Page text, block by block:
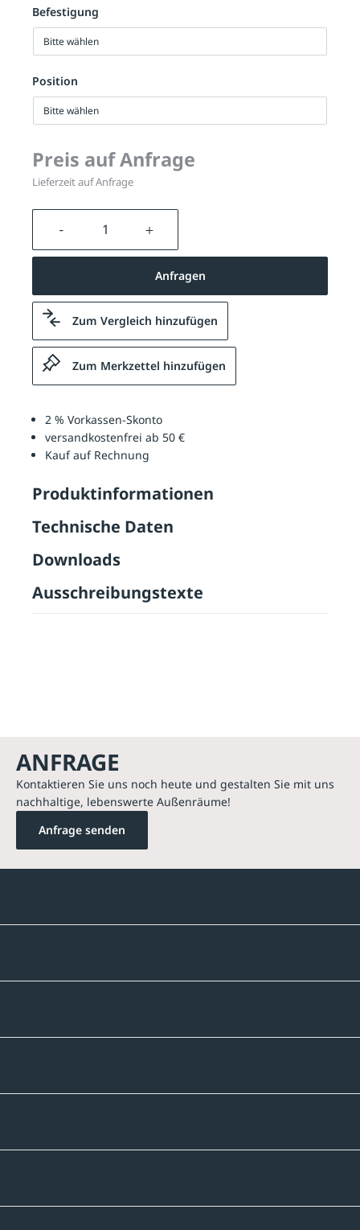
Befestigung
Bitte wählen
Position
Bitte wählen
Preis auf Anfrage
Lieferzeit auf Anfrage
Produkt Anzahl: Gib den
Anfragen
Zum Vergleich hinzufügen
Zum Merkzettel hinzufügen
2 % Vorkassen-Skonto
versandkostenfrei ab 50 €
Kauf auf Rechnung
Produktinformationen
Technische Daten
Downloads
Ausschreibungstexte
ANFRAGE
Kontaktieren Sie uns noch heute und gestalten Sie mit uns
nachhaltige, lebenswerte Außenräume!
Anfrage senden